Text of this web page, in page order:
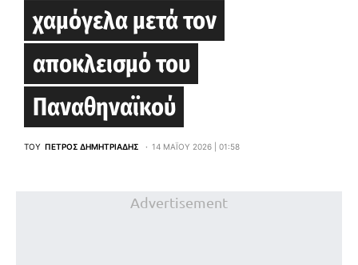
χαμόγελα μετά τον
αποκλεισμό του
Παναθηναϊκού
ΤΟΥ ΠΈΤΡΟΣ ΔΗΜΗΤΡΙΆΔΗΣ 14 ΜΑΪ́ΟΥ 2026 | 01:58
Advertisement